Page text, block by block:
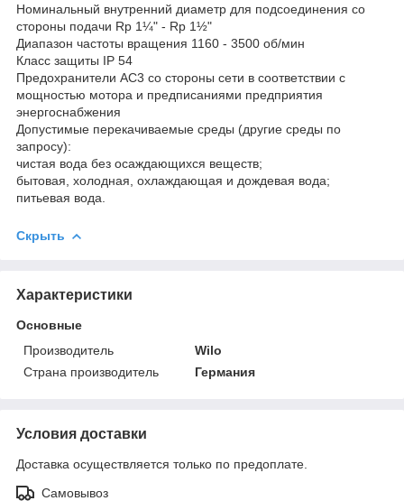
Номинальный внутренний диаметр для подсоединения со
стороны подачи Rp 1¼" - Rp 1½"
Диапазон частоты вращения 1160 - 3500 об/мин
Класс защиты IP 54
Предохранители AC3 со стороны сети в соответствии с
мощностью мотора и предписаниями предприятия
энергоснабжения
Допустимые перекачиваемые среды (другие среды по
запросу):
чистая вода без осаждающихся веществ;
бытовая, холодная, охлаждающая и дождевая вода;
питьевая вода.
Скрыть
Характеристики
Основные
Производитель
Wilo
Страна производитель
Германия
Условия доставки
Доставка осуществляется только по предоплате.
Самовывоз